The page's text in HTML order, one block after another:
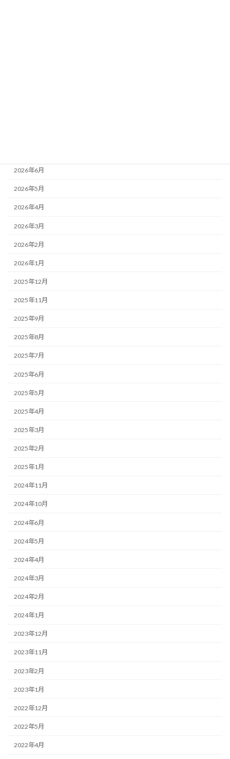
2026年6月
2026年5月
2026年4月
2026年3月
2026年2月
2026年1月
2025年12月
2025年11月
2025年9月
2025年8月
2025年7月
2025年6月
2025年5月
2025年4月
2025年3月
2025年2月
2025年1月
2024年11月
2024年10月
2024年6月
2024年5月
2024年4月
2024年3月
2024年2月
2024年1月
2023年12月
2023年11月
2023年2月
2023年1月
2022年12月
2022年5月
2022年4月